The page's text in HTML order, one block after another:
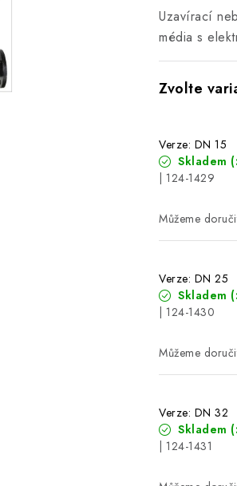
Uzavírací
média s
Verze: DN 15
Skladem
| 124-1429
Verze: DN 25
Skladem
| 124-1430
Verze: DN 32
Skladem
| 124-1431